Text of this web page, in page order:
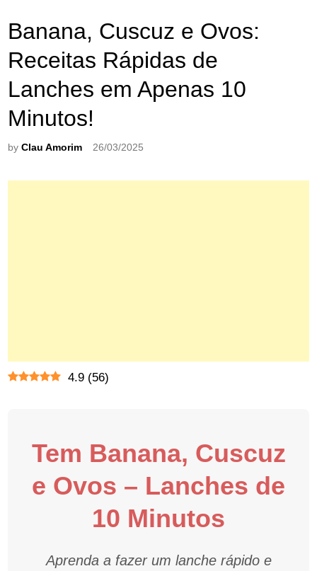
Banana, Cuscuz e Ovos:
Receitas Rápidas de
Lanches em Apenas 10
Minutos!
byClau Amorim 26/03/2025
4.9 (56)
Tem Banana, Cuscuz
e Ovos – Lanches de
10 Minutos
Aprenda a fazer um lanche rápido e